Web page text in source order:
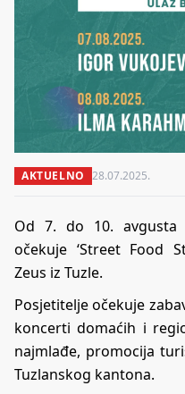
AKTUELNO 28.07.2025.
Od 7. do 10. avgusta
očekuje ‘Street Food
Zeus iz Tuzle.
Posjetitelje očekuje
koncerti domaćih i
najmlađe, promocija
Tuzlanskog kantona.